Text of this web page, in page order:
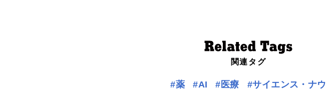
関連タグ
#薬 #AI #医療 #サイエンス・ナウ